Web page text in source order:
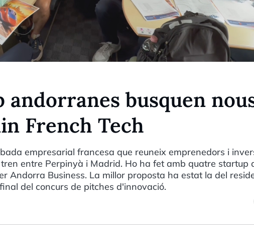
busquen
French Tech
empresarial francesa que reuneix emprenedors i
entre Perpinyà i Madrid. Ho ha fet amb quatre startup
Andorra Business. La millor proposta ha estat la del
del concurs de pitches d'innovació.